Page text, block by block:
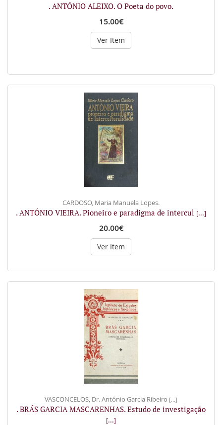
. ANTÓNIO ALEIXO. O Poeta do povo.
15.00€
Ver Item
CARDOSO, Maria Manuela Lopes.
. ANTÓNIO VIEIRA. Pioneiro e paradigma de intercul [...]
20.00€
Ver Item
VASCONCELOS, Dr. António Garcia Ribeiro [...]
. BRÁS GARCIA MASCARENHAS. Estudo de investigação
[...]